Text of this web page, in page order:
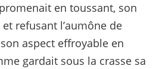
en toussant, son
refusant l’aumône de
aspect effroyable en
gardait sous la crasse sa